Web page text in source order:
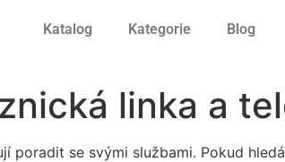
Katalog Kategorie Blog
linka a
se svými službami. Pokud